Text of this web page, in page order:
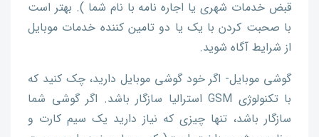
قبض خدمات شهری یا اجاره نامه با نام شما ). بهتر است
با صحبت کردن با یک یا دو تامین کننده خدمات موبایل
از شرایط آگاه شوید.
گوشی موبایل- اگر خود گوشی موبایل دارید، چک کنید که
با تکنولوژی GSM استرالیا سازگار باشد. اگر گوشی شما
سازگار باشد، تنها چیزی که نیاز دارید یک سیم کارت و